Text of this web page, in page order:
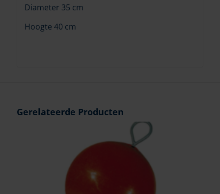
Diameter 35 cm
Hoogte 40 cm
Gerelateerde Producten